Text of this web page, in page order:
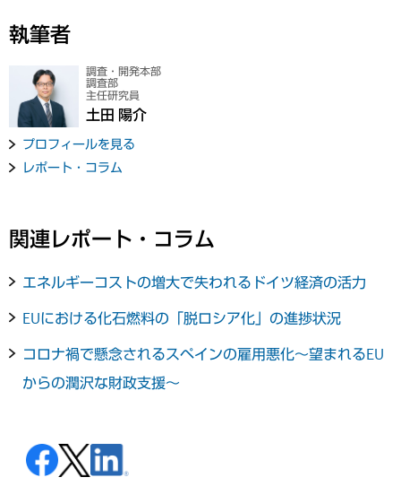
執筆者
調査・開発本部
調査部
主任研究員
土田 陽介
プロフィールを見る
レポート・コラム
関連レポート・コラム
エネルギーコストの増大で失われるドイツ経済の活力
EUにおける化石燃料の「脱ロシア化」の進捗状況
コロナ禍で懸念されるスペインの雇用悪化～望まれるEU
からの潤沢な財政支援～